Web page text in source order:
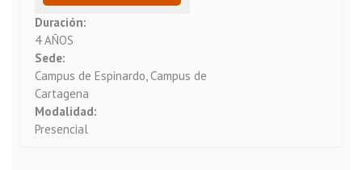
Duración:
4 AÑOS
Sede:
Campus de Espinardo, Campus de
Cartagena
Modalidad:
Presencial